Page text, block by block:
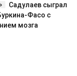
Садулаев сыграл
Фасо с
мозга